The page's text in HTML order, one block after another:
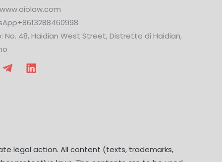
No. 48, Haidian West Street, Distretto di Haidian,
legal action. All content (texts, trademarks,